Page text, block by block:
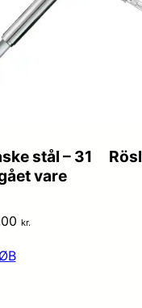
stål – 31
vare
kr.